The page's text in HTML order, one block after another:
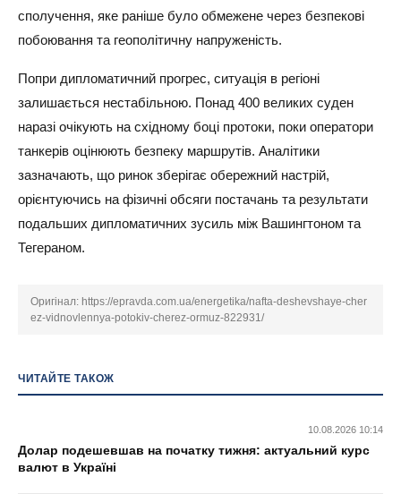
сполучення, яке раніше було обмежене через безпекові
побоювання та геополітичну напруженість.
Попри дипломатичний прогрес, ситуація в регіоні
залишається нестабільною. Понад 400 великих суден
наразі очікують на східному боці протоки, поки оператори
танкерів оцінюють безпеку маршрутів. Аналітики
зазначають, що ринок зберігає обережний настрій,
орієнтуючись на фізичні обсяги постачань та результати
подальших дипломатичних зусиль між Вашингтоном та
Тегераном.
Оригінал: https://epravda.com.ua/energetika/nafta-deshevshaye-cher
ez-vidnovlennya-potokiv-cherez-ormuz-822931/
ЧИТАЙТЕ ТАКОЖ
10.08.2026 10:14
Долар подешевшав на початку тижня: актуальний курс
валют в Україні